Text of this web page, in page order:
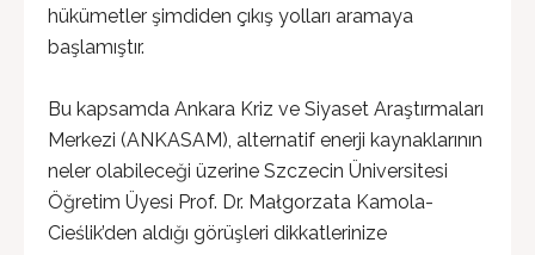
hükümetler şimdiden çıkış yolları aramaya
başlamıştır.
Bu kapsamda Ankara Kriz ve Siyaset Araştırmaları
Merkezi (ANKASAM), alternatif enerji kaynaklarının
neler olabileceği üzerine Szczecin Üniversitesi
Öğretim Üyesi Prof. Dr. Małgorzata Kamola-
Cieślik’den aldığı görüşleri dikkatlerinize